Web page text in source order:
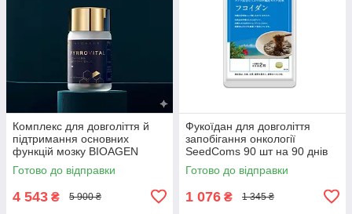
Комплекс для довголіття й
підтримання основних
функцій мозку BIOAGEN
PYRROVITAL NMN 60 капсул
на 30 днів приймання
Готово до відправки
4 543 ₴ 5 900 ₴
Фукоїдан для довголіття
запобігання онкології
SeedComs 90 шт на 90 днів
Готово до відправки
1 076 ₴ 1 345 ₴